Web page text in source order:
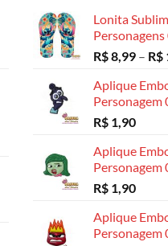
Lonita
R$8,99 – R$
Aplique
Personagem
R$ 1,90
Aplique
Personagem
R$ 1,90
Aplique
Personagem